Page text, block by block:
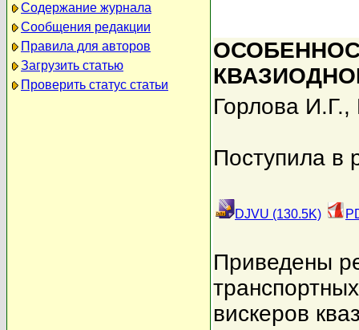
Содержание журнала
Сообщения редакции
Правила для авторов
Загрузить статью
Проверить статус статьи
Горлова И.Г.,
Поступила в
DJVU (130.5K)
Приведены
вискеров